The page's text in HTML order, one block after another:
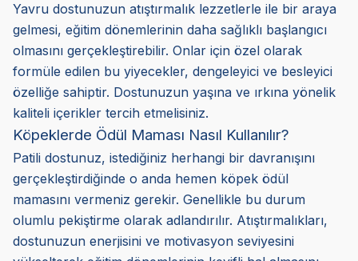
Yavru dostunuzun atıştırmalık lezzetlerle ile bir araya
gelmesi, eğitim dönemlerinin daha sağlıklı başlangıcı
olmasını gerçekleştirebilir. Onlar için özel olarak
formüle edilen bu yiyecekler, dengeleyici ve besleyici
özelliğe sahiptir. Dostunuzun yaşına ve ırkına yönelik
kaliteli içerikler tercih etmelisiniz.
Köpeklerde Ödül Maması Nasıl Kullanılır?
Patili dostunuz, istediğiniz herhangi bir davranışını
gerçekleştirdiğinde o anda hemen köpek ödül
mamasını vermeniz gerekir. Genellikle bu durum
olumlu pekiştirme olarak adlandırılır. Atıştırmalıkları,
dostunuzun enerjisini ve motivasyon seviyesini